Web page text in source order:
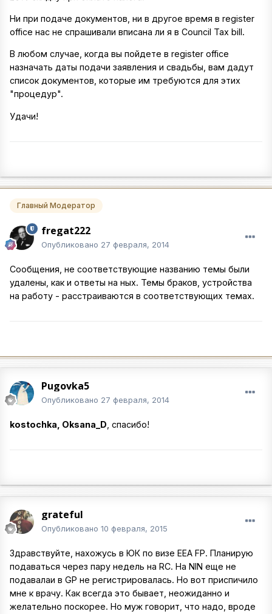
Ни при подаче документов, ни в другое время в register
office нас не спрашивали вписана ли я в Council Tax bill.
В любом случае, когда вы пойдете в register office
назначать даты подачи заявления и свадьбы, вам дадут
список документов, которые им требуются для этих
"процедур".
Удачи!
Главный Модератор
fregat222
Опубликовано 27 февраля, 2014
Сообщения, не соответствующие названию темы были
удалены, как и ответы на ных. Темы браков, устройства
на работу - расстраиваются в соответствующих темах.
Pugovka5
Опубликовано 27 февраля, 2014
kostochka, Oksana_D , спасибо!
grateful
Опубликовано 10 февраля, 2015
Здравствуйте, нахожусь в ЮК по визе EEA FP. Планирую
подаваться через пару недель на RC. На NIN еще не
подавалаи в GP не регистрировалась. Но вот приспичило
мне к врачу. Как всегда это бывает, неожиданно и
желательно поскорее. Но муж говорит, что надо, вроде